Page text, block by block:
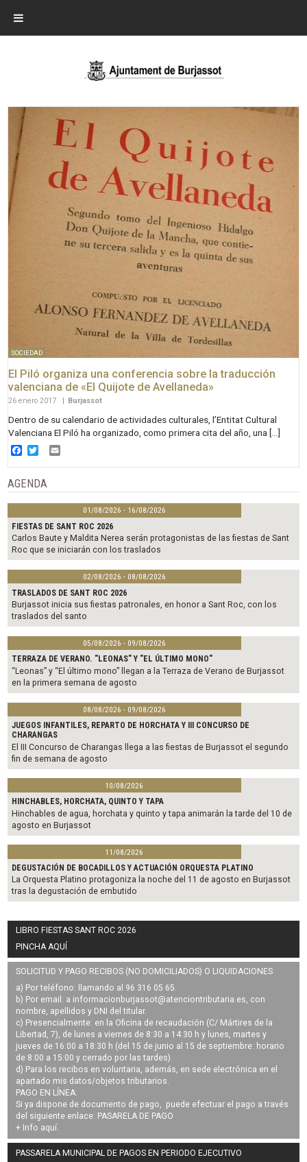
SOCIEDAD
El Piló organiza una conferencia sobre la traducción
valenciana de «El Quijote de Avellaneda»
26 enero 2017 Burjassot
Dentro de su calendario de actividades culturales, l’Entitat Cultural
Valenciana El Piló ha organizado, como primera cita del año, una […]
Facebook
Twitter
AGENDA
01/08/2026 - 16/08/2026
FIESTAS DE SANT ROC 2026
Carlos Baute y Maldita Nerea serán protagonistas de las fiestas de Sant
Roc que se iniciarán con los traslados
02/08/2026 - 08/08/2026
TRASLADOS DE SANT ROC 2026
Burjassot inicia sus fiestas patronales, en honor a Sant Roc, con los
traslados del santo
05/08/2026 - 09/08/2026
TERRAZA DE VERANO. "LEONAS" Y "EL ÚLTIMO MONO"
“Leonas” y “El último mono” llegan a la Terraza de Verano de Burjassot
en la primera semana de agosto
08/08/2026 - 09/08/2026
JUEGOS INFANTILES, REPARTO DE HORCHATA Y III CONCURSO DE
CHARANGAS
El III Concurso de Charangas llega a las fiestas de Burjassot el segundo
fin de semana de agosto
10/08/2026
HINCHABLES, HORCHATA, QUINTO Y TAPA
Hinchables de agua, horchata y quinto y tapa animarán la tarde del 10 de
agosto en Burjassot
11/08/2026
DEGUSTACIÓN DE BOCADILLOS Y ACTUACIÓN ORQUESTA PLATINO
La Orquesta Platino protagoniza la noche del 11 de agosto en Burjassot
tras la degustación de embutido
LIBRO FIESTAS SANT ROC 2026
PINCHA AQUÍ
SOLICITUD Y PAGO RECIBOS (NO DOMICILIADOS) O LIQUIDACIONES
a) Por teléfono: llamando al 96 316 05 65.
b) Por email: a informacionburjassot@atenciontributaria.es, con
nombre, apellidos y DNI del titular.
c) Presencialmente: en la Oficina de recaudación (C/ Mártires de la
Libertad, 7), de lunes a viernes de 8:30 a 14:30 h y lunes, martes y
jueves de 16:00 a 18:30 h (del 15 de junio al 15 de septiembre: horario
de 8:00 a 15:00 y cerrado por las tardes).
d) Para los recibos en voluntaria, además, en sede electrónica en el
apartado mis datos/objetos tributarios.
PAGO EN LÍNEA:
Si ya dispone de documento de pago, puede efectuar el pago a través
del siguiente enlace: PASARELA DE PAGO
+ Info aquí.
PASSARELA MUNICIPAL DE PAGOS EN PERIODO EJECUTIVO